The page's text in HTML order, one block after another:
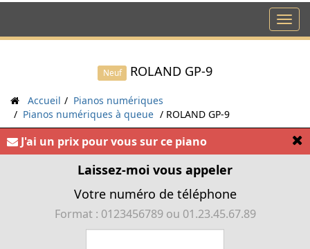
Neuf ROLAND GP-9
Accueil
Pianos numériques
Pianos numériques à queue
ROLAND GP-9
« Piano à queue ROLAND GP-9 »
J'ai un prix pour vous sur ce piano
Laissez-moi vous appeler
Votre numéro de téléphone
Format : 0123456789 ou 01.23.45.67.89